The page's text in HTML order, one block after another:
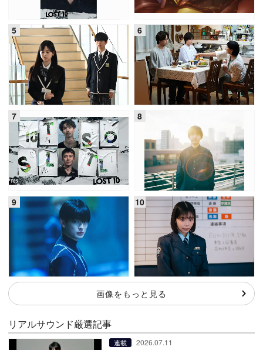
画像をもっと見る
リアルサウンド厳選記事
連載 2026.07.11